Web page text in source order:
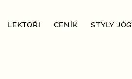
LEKTOŘI CENÍK STYLY